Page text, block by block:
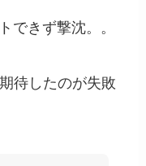
できず撃沈。。
待したのが失敗